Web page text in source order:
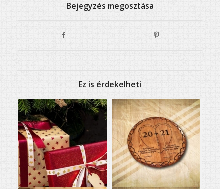
Bejegyzés megosztása
Ez is érdekelheti